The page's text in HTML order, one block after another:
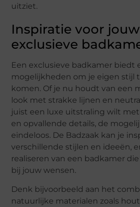
uitziet.
Inspiratie voor jouw
exclusieve
Een exclusieve badkamer biedt
mogelijkheden om je eigen stijl
komen. Of je nu houdt van een
look met strakke lijnen en
juist een luxe uitstraling wilt
en opvallende details, de
eindeloos. De Badzaak kan je
verschillende stijlen en ideeën,
realiseren van een badkamer
bij jouw wensen.
Denk bijvoorbeeld aan het
natuurlijke materialen zoals